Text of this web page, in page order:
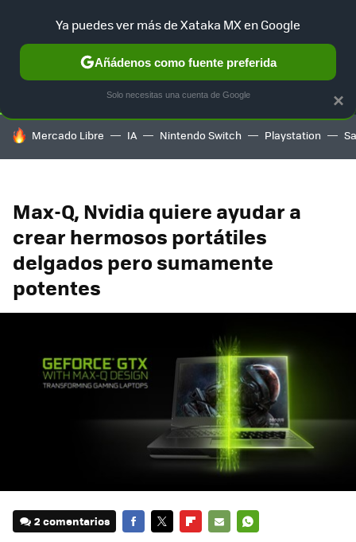
SELECCIÓN GAMING HOME AUTO TERRITORIO
HOY SE HABLA DE
Mercado Libre IA Nintendo Switch Playstation
Max-Q, Nvidia quiere ayudar a
crear hermosos portátiles
delgados pero sumamente
potentes
2 comentarios
×
Ya puedes ver más de Xataka MX en Google
Añádenos como fuente preferida
Solo necesitas una cuenta de Google